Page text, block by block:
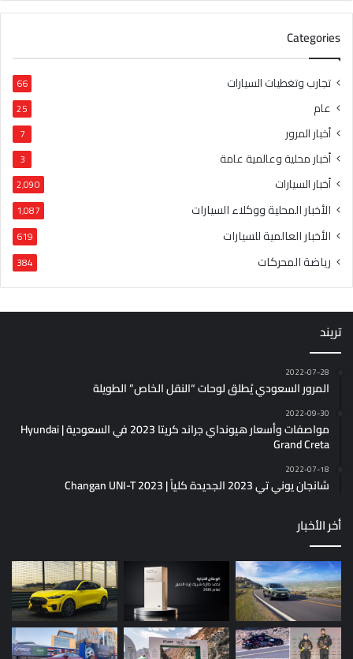
Categories
تجارب وتغطيات السيارات 66
عام 25
أخبار المرور 7
أخبار محلية وعالمية عامة 3
أخبار السيارات 2٬090
الأخبار المحلية ووكلاء السيارات 1٬087
الأخبار العالمية للسيارات 619
رياضة المحركات 384
تريند
2022-07-28
المرور السعودي يُطلق لوحات “النقل الخاص” الطويلة
2022-09-30
مواصفات وأسعار هيونداي جراند كريتا 2023 في السعودية | Hyundai
Grand Creta
2022-07-18
شانجان يوني تي 2023 الجديدة كلياً | Changan UNI-T 2023
أخر الأخبار